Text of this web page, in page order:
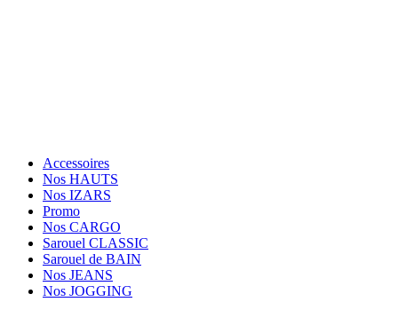
Accessoires
Nos HAUTS
Nos IZARS
Promo
Nos CARGO
Sarouel CLASSIC
Sarouel de BAIN
Nos JEANS
Nos JOGGING